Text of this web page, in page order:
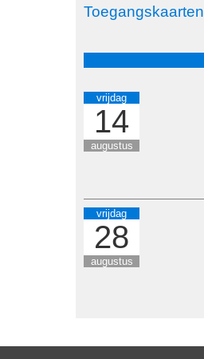
Toegangskaarten
vrijdag
14
augustus
vrijdag
28
augustus